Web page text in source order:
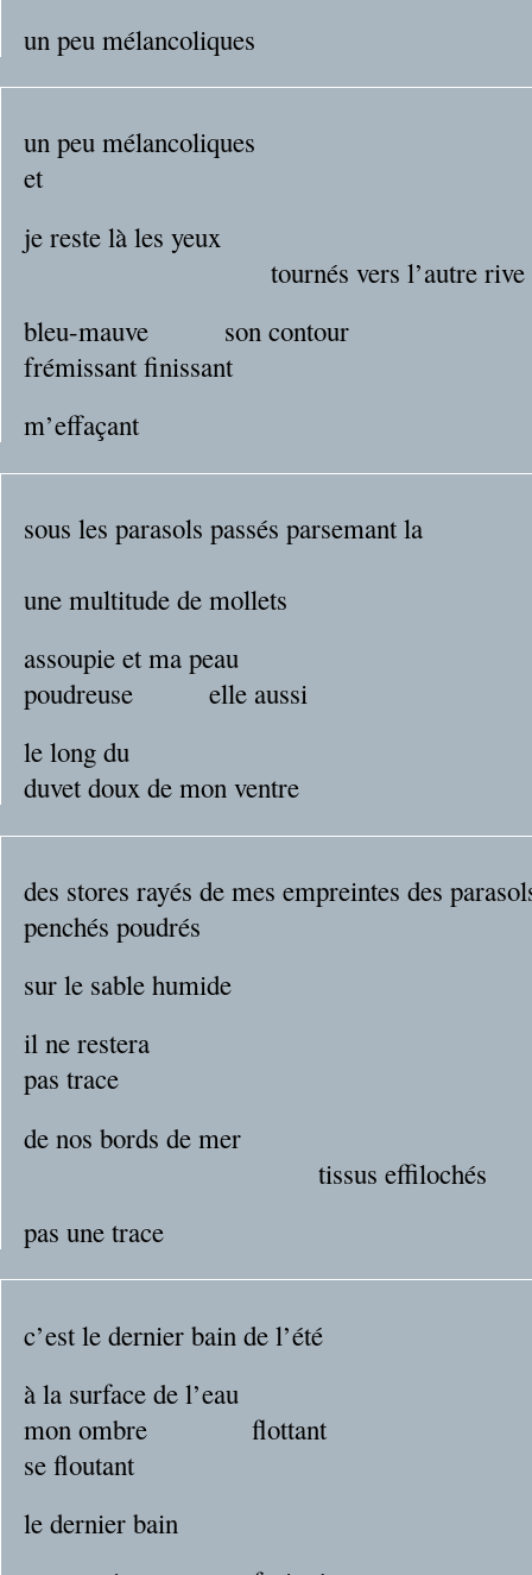
un peu mélancoliques
un peu mélancoliques
et
je reste là les yeux
tournés vers l’autre rive
bleu-mauve son contour
frémissant finissant
m’effaçant
sous les parasols passés parsemant la
une multitude de mollets
assoupie et ma peau
poudreuse elle aussi
le long du
duvet doux de mon ventre
des stores rayés de mes empreintes des
penchés poudrés
sur le sable humide
il ne restera
pas trace
de nos bords de mer
tissus effilochés
pas une trace
c’est le dernier bain de l’été
à la surface de l’eau
mon ombre flottant
se floutant
le dernier bain